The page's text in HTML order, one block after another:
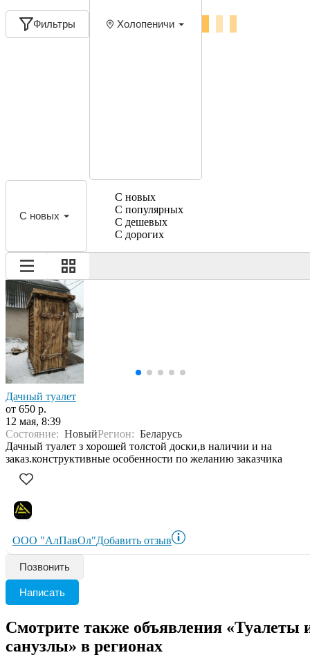
Фильтры Холопеничи
С новых
С новых
С популярных
С дешевых
С дорогих
Дачный туалет
от 650 р.
12 мая, 8:39
Состояние: НовыйРегион: Беларусь
Дачный туалет з хорошей толстой доски,в наличии и на
заказ.конструктивные особенности по желанию заказчика
ООО "АлПавОл"Добавить отзыв
Позвонить
Написать
Смотрите также объявления «Туалеты
санузлы» в регионах